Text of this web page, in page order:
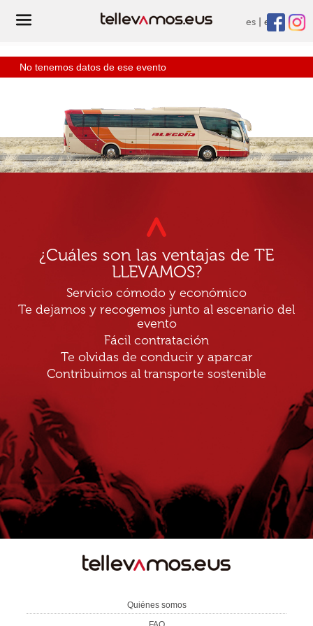
es eu
No tenemos datos de ese evento
¿Cuáles son las ventajas de TE
LLEVAMOS?
Servicio cómodo y económico
Te dejamos y recogemos junto al escenario del
evento
Fácil contratación
Te olvidas de conducir y aparcar
Contribuimos al transporte sostenible
Quiénes somos